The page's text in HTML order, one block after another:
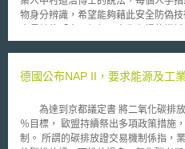
元，加速綠氫、儲能、熱泵、電動車
共同宣布以現代化基金投資29.7億歐
1月則在跨歐洲能源基礎設施 （
Regulation, TNE-E）的政策架構下，
包含海上及智慧電網、氫能及碳封存
度小於業者宣稱之速度範圍，且業者
更換其他業者而無須罰款。目前已有
物身分辨識，希望能夠藉此安全防偽技
術，該辨識裝置乃是以紅外線掃描取
提款，日立公司特別加上額外的防偽
德國公布NAP II，要求能源及工
為達到京都議定書 將二氧化碳排放
％目標， 歐盟持續祭出多項政策措施
制。 所謂的碳排放證交易機制係指，